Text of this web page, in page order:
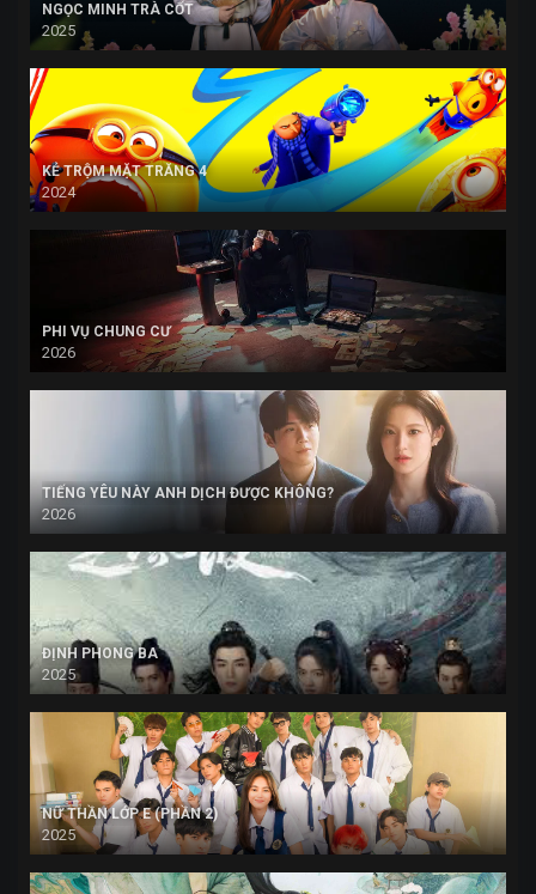
NGỌC MINH TRÀ CỐT
2025
KẺ TRỘM MẶT TRĂNG 4
2024
PHI VỤ CHUNG CƯ
2026
TIẾNG YÊU NÀY ANH DỊCH ĐƯỢC KHÔNG?
2026
ĐỊNH PHONG BA
2025
NỮ THẦN LỚP E (PHẦN 2)
2025